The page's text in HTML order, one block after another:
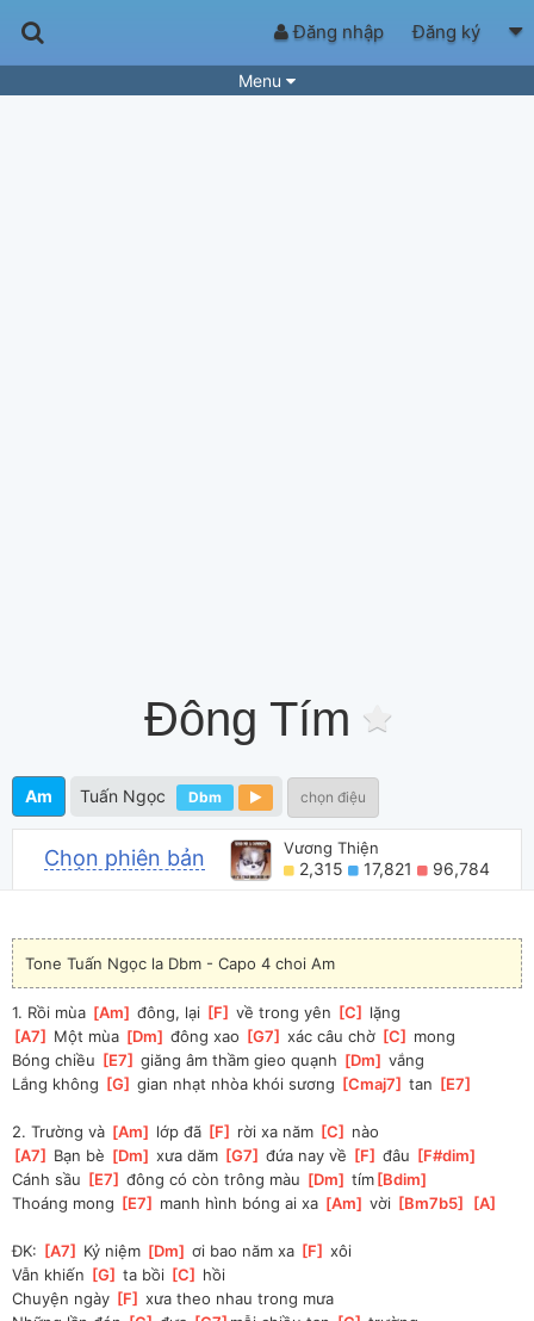
Đăng nhập Đăng ký
Menu
Đông Tím
Am Tuấn Ngọc Dbm chọn điệu
Chọn phiên bản Vương Thiện
2,315 17,821 96,784
Tone Tuấn Ngọc la Dbm - Capo 4 choi Am
1. Rồi mùa [Am ] đông, lại [F ] về trong yên [C
lặng
[A7 Một mùa [Dm ] đông xao [G7 ] xác câu chờ [C
mong
Bóng chiều [E7 ] giăng âm thầm gieo quạnh [Dm ] vắng
Lắng không [G ] gian nhạt nhòa khói sương [Cmaj7 ] tan [E7
2. Trường và [Am lớp đã [F rời xa năm [C
nào
[A7 Bạn bè [Dm ] xưa dăm [G7 ] đứa nay về [F ] đâu [F#dim
Cánh sầu [E7 ] đông có còn trông màu [Dm ] tím[Bdim
Thoáng mong [E7 manh hình bóng ai xa [Am ] vời [Bm7b5 [A
ĐK: [A7 Kỷ niệm [Dm ] ơi bao năm xa [F ] xôi
Vẫn khiến [G ] ta bồi [C
hồi
Chuyện ngày [F ] xưa theo nhau trong mưa